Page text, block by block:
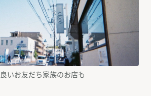
いお友だち家族のお店も